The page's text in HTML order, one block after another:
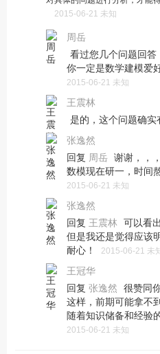
2015-06-21 未知
周岳
看过您几个问题回答
你一定是数学建模爱
2015-06-21 未知
王震林
是的，这个问题确实
张逸然
回复 周岳 谢谢，，
数模现在研一，时间
2015-06-21 未知
张逸然
回复 王震林 可以看
但是我还是觉得应
耐心！
2015-06-21 未
王冠华
回复 张逸然
很赞同
这样，前期可能拿不
随着知识储备和经验
2015-06-21 未知